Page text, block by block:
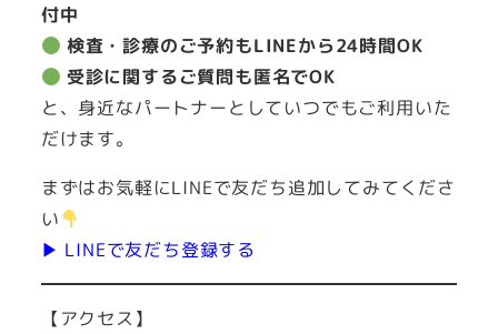
付中
検査・診療のご予約もLINEから24時間OK
受診に関するご質問も匿名でOK
と、身近なパートナーとしていつでもご利用いた
だけます。
まずはお気軽にLINEで友だち追加してみてくださ
い
▶ LINEで友だち登録する
【アクセス】